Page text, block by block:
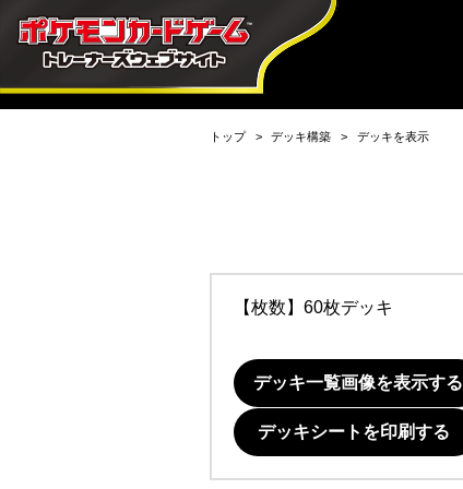
トップ デッキ構築 デッキを表示
【枚数】60枚デッキ
デッキ一覧画像を表示する
デッキシートを印刷する